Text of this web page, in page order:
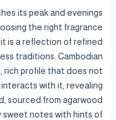
its peak and evenings
the right fragrance
is a reflection of refined
traditions. Cambodian
rich profile that does not
with it, revealing
sourced from agarwood
sweet notes with hints of